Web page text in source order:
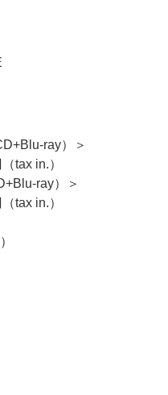
ray）＞
tax in.）
ray）＞
tax in.）